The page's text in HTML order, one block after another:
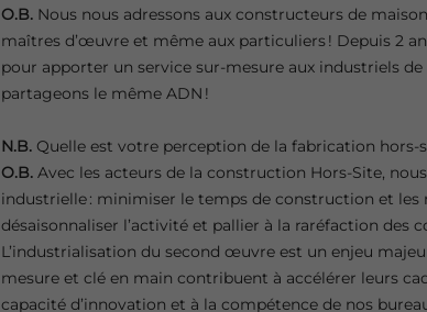
O.B.Nous nous adressons aux constructeurs de
maîtres d’œuvre et même aux particuliers ! Depuis 2
pour apporter un service sur-mesure aux industriels
partageons le même ADN !
N.B.Quelle est votre perception de la fabrication hors-
O.B. Avec les acteurs de la construction Hors-Site,
industrielle : minimiser le temps de construction et les
désaisonnaliser l’activité et pallier à la raréfaction des
L’industrialisation du second œuvre est un enjeu
mesure et clé en main contribuent à accélérer leurs
capacité d’innovation et à la compétence de nos